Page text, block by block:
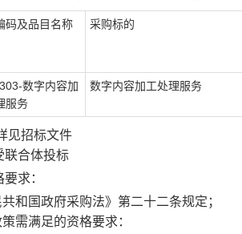
码及品目名称 采购标的
数字内容加
服务
数字内容加工处理服务
见招标文件
联合体投标
求：
和国政府采购法》第二十二条规定；
需满足的资格要求：